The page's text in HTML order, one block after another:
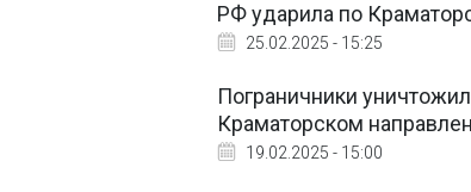
РФ ударила по
25.02.2025 - 15:25
Пограничники
Краматорском
19.02.2025 - 15:00